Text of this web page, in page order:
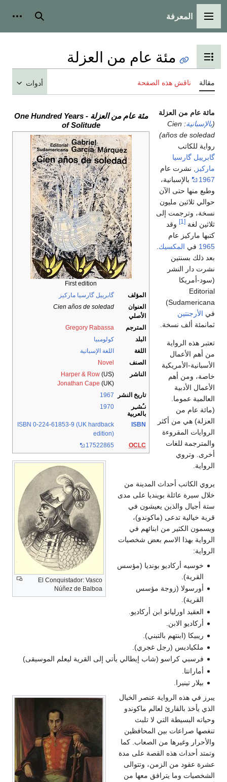
الرئيسية
المعرفة أدوات
عرض جدول المحتويات
مئة عام من العزلة
ناقش هذه الصفحة
مئة عام من العزلة - One Hundred Years
of Solitude
First edition
گابرييل گارسيا ماركيز
Cien años de soledad
المترجم
Gregory Rabassa
كولومبيا
اللغة الإسبانية
الصنف
Novel
Harper & Row
(US)
Jonathan Cape
تاريخ النشر
1967
1970
ISBN
ISBN 0-224-61853-9 (UK hardback
edition)
17522865
عام من العزلة
: Cien
años de
للكاتب
گارسيا
, نشرت عام
بالإسبانية،
منها حتى الآن
ثلاثين مليون
وترجمت إلى
لغة
وقد
ماركيز عام
فيالمكسيك.
ذلك بسنتين
دار النشر
أمريكا
Sudamericana)
الأرجنتين
ألف نسخة.
El Conquistador: Vasco
Núñez de Balboa
هذه الرواية
أهم الأعمال
الأمريكية
ومن أهم
الأدبية
عموما.
عام من
هي من أكثر
المقروءة
للغات
وتروي
الكاتب أحداث المدينة من
سيرة عائلة بوينديا على مدى
أجيال والذين يعيشون في
خيالية تدعى (ماكوندو)،
الكثير من ابنائهم في
بهذا الاسم بعض شخصيات
خوسيه أركاديو بونديا (مؤسس
القرية).
أورسولا (زوجة مؤسس
القرية).
العقيد اورليانو ابن أركاديو.
أركاديو الابن.
ريبيكا (ابنتهم بالتبني).
ملكياديس (رجل غجري).
فرسبي كراسو (شاب إيطالي يأتي إلى القرية ليعلم الموسيقى)
أمارانتا.
بيلار تينيرا.
في هذه الرواية عنصر الخيال
يأخذ بالقارئ لعالم ماكوندو
البسيطة التي لا تلبث
صراعات بين المحافظين
وغيرها من الصعاب. كما
أحداث هذه القصة على مدة
عقود من الزمن، وتتوالى
وما يترافق معها من